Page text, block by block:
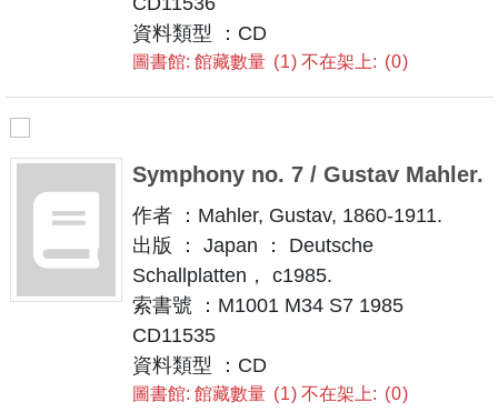
資料類型 ：CD
圖書館: 館藏數量 1 不在架上: 0
Symphony no. 7 / Gustav Mahler.
作者 ：Mahler, Gustav, 1860-1911.
出版 ： Japan ： Deutsche
Schallplatten， c1985.
索書號 ：M1001 M34 S7 1985
CD11535
資料類型 ：CD
圖書館: 館藏數量 1 不在架上: 0